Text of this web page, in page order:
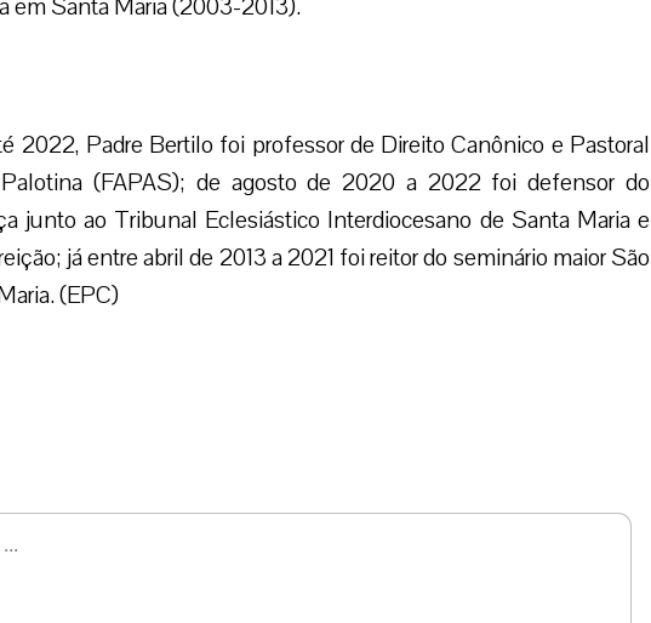
em Santa Maria (2003-2013).
2022, Padre Bertilo foi professor de Direito Canônico e Pastoral
(FAPAS); de agosto de 2020 a 2022 foi defensor do
junto ao Tribunal Eclesiástico Interdiocesano de Santa Maria e
já entre abril de 2013 a 2021 foi reitor do seminário maior São
(EPC)